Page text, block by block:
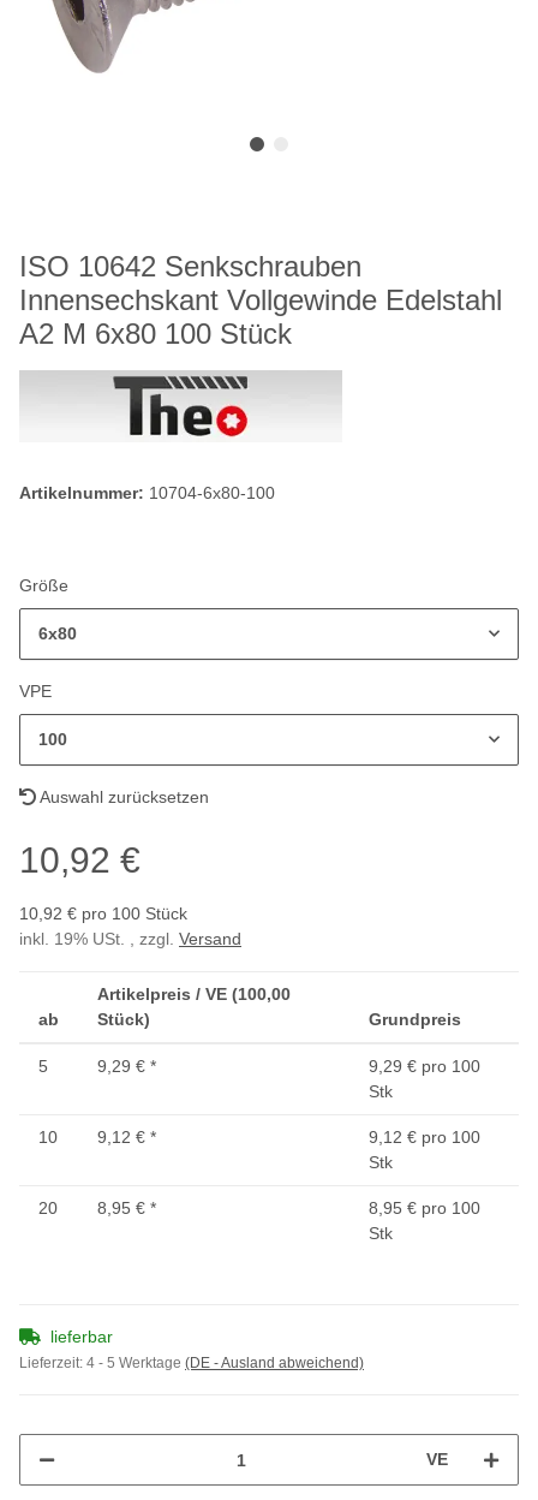
ISO 10642 Senkschrauben
Innensechskant Vollgewinde Edelstahl
A2 M 6x80 100 Stück
Artikelnummer: 10704-6x80-100
Größe
6x80
VPE
100
Auswahl zurücksetzen
10,92 €
10,92 € pro 100 Stück
inkl. 19% USt. , zzgl. Versand
ab
Artikelpreis / VE (100,00
Stück)
Grundpreis
5 9,29 € *
9,29 € pro 100
Stk
10 9,12 € *
9,12 € pro 100
Stk
20 8,95 € *
8,95 € pro 100
Stk
lieferbar
Lieferzeit: 4 - 5 Werktage (DE - Ausland abweichend)
VE